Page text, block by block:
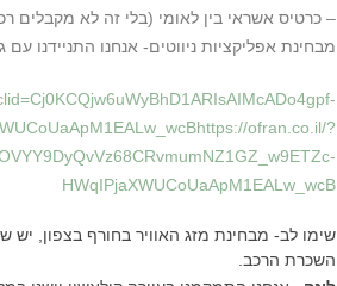
– כרטיס אשראי בין לאומי (בלי זה לא מקבלים
מבחינת אפליקציות ניווטים- אנחנו התניידנו עם
ofran.co.il/?
HWqIPjaXWUCoUaApM1EALw_wcB
שימו לב- מבחינת מזג האוויר בחורף בצפון,
השכרת הרכב.